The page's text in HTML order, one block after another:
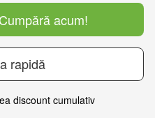
Cumpără acum!
rapidă
discount cumulativ